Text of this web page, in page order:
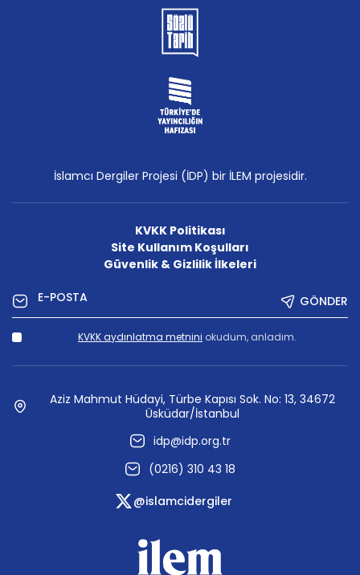
İslamcı Dergiler Projesi (İDP) bir İLEM projesidir.
KVKK Politikası
Site Kullanım Koşulları
Güvenlik & Gizlilik İlkeleri
GÖNDER
KVKK aydınlatma metnini okudum, anladım.
Aziz Mahmut Hüdayi, Türbe Kapısı Sok. No: 13, 34672
Üsküdar/İstanbul
idp@idp.org.tr
(0216) 310 43 18
@islamcidergiler